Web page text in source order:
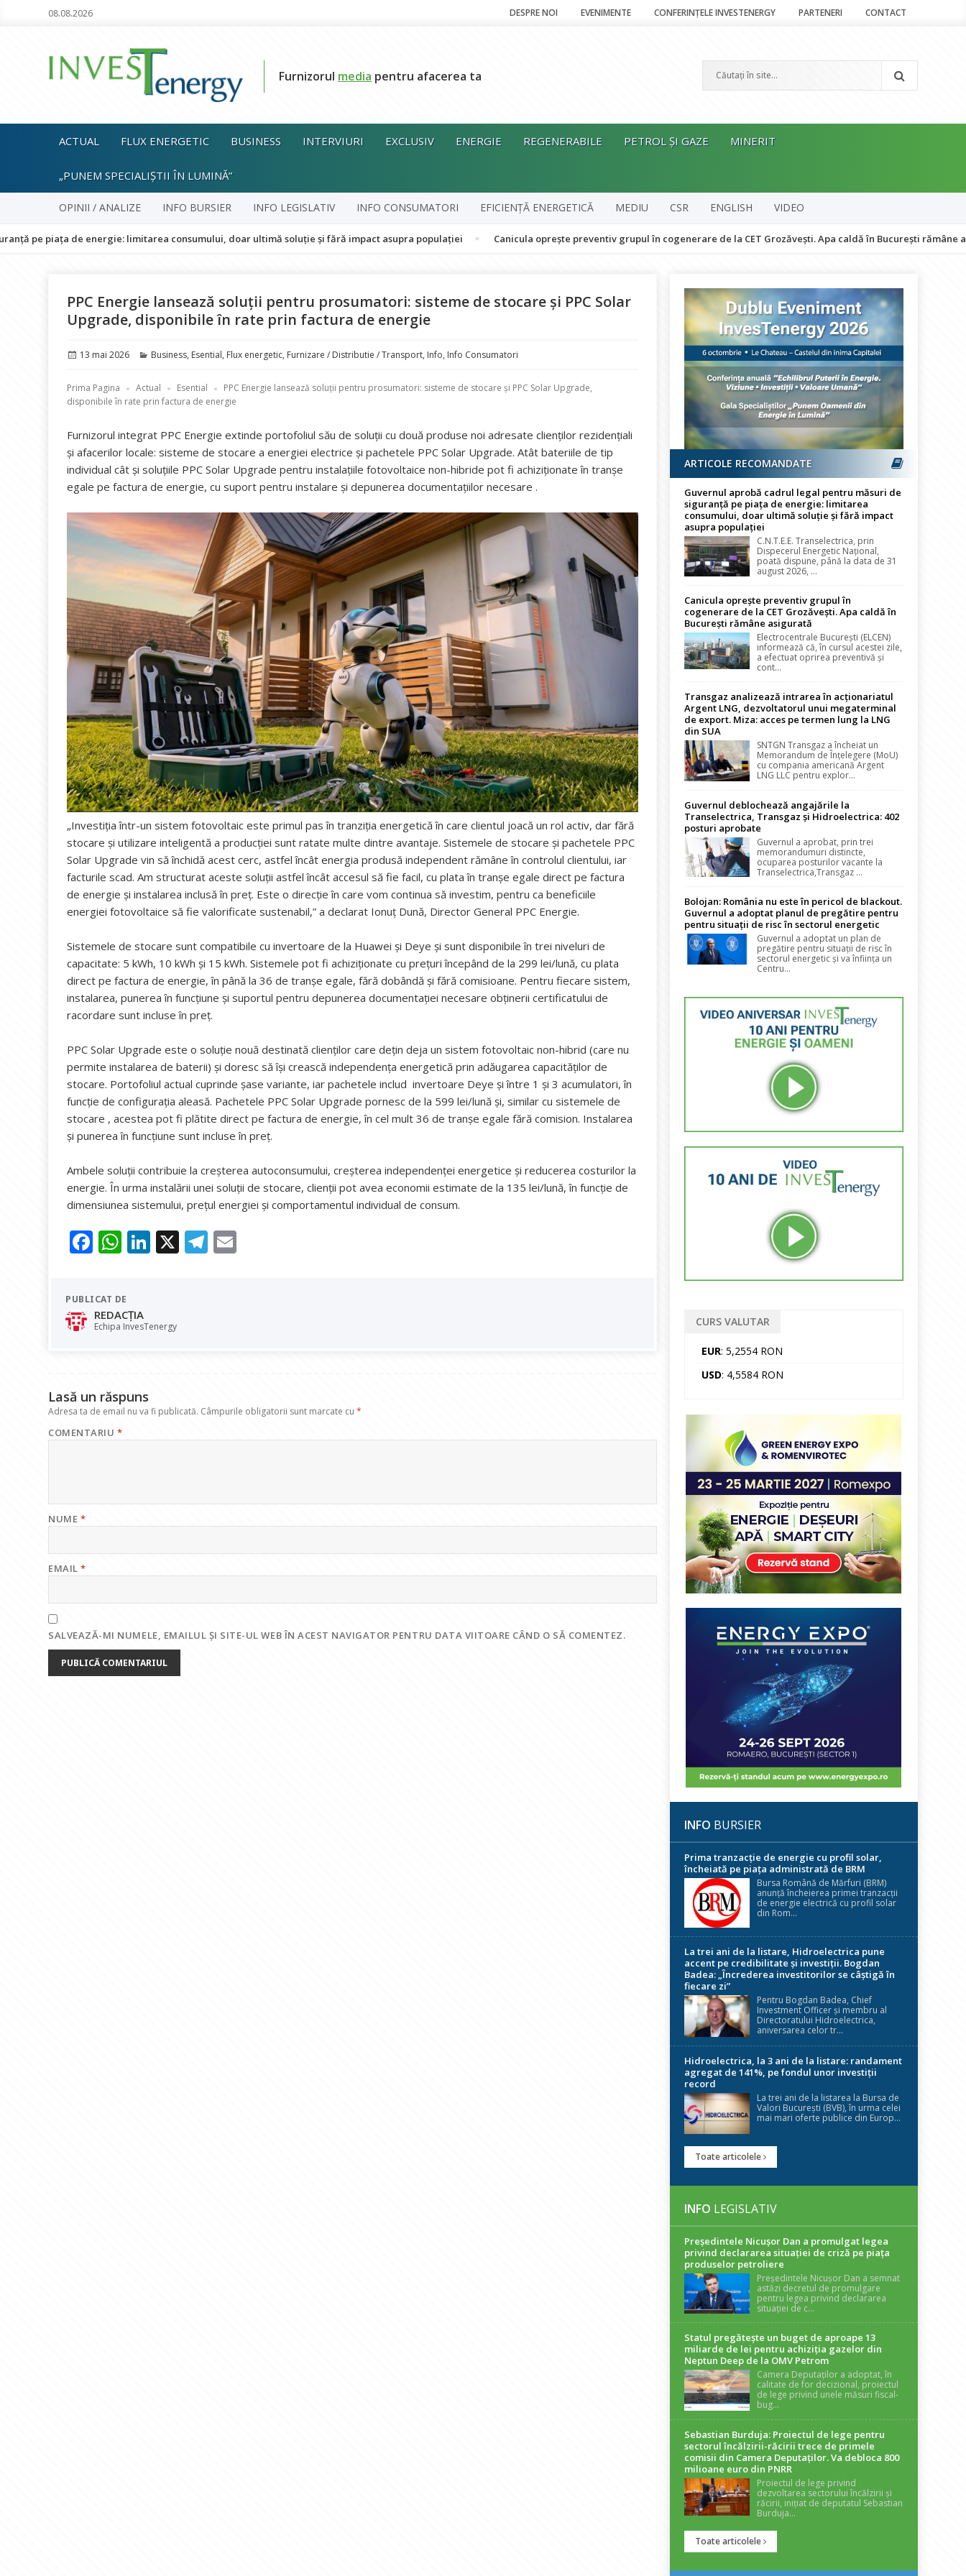
08.08.2026 DESPRE NOI EVENIMENTE CONFERINȚELE INVESTENERGY PARTENERI CONTACT
Furnizorul media pentru afacerea ta
ACTUAL FLUX ENERGETIC BUSINESS INTERVIURI EXCLUSIV ENERGIE REGENERABILE PETROL ȘI GAZE MINERIT
„PUNEM SPECIALIȘTII ÎN LUMINĂ”
OPINII / ANALIZE INFO BURSIER INFO LEGISLATIV INFO CONSUMATORI EFICIENȚĂ ENERGETICĂ MEDIU CSR ENGLISH VIDEO
de energie: limitarea consumului, doar ultimă soluție și fără impact asupra populației Canicula oprește preventiv grupul în cogenerare de la CET Grozăvești. Apa caldă în București rămâne asigurată
PPC Energie lansează soluții pentru prosumatori: sisteme de stocare și PPC Solar
Upgrade, disponibile în rate prin factura de energie
Publicat
13 mai 2026 Categorii
Business, Esential, Flux energetic, Furnizare / Distributie / Transport, Info, Info Consumatori
Prima Pagina Actual Esential
PPC Energie lansează soluții pentru prosumatori: sisteme de stocare și PPC Solar Upgrade,
disponibile în rate prin factura de energie
Furnizorul integrat PPC Energie extinde portofoliul său de soluții cu două produse noi adresate clienților rezidențiali
și afacerilor locale: sisteme de stocare a energiei electrice și pachetele PPC Solar Upgrade. Atât bateriile de tip
individual cât și soluțiile PPC Solar Upgrade pentru instalațiile fotovoltaice non-hibride pot fi achiziționate în tranșe
egale pe factura de energie, cu suport pentru instalare și depunerea documentațiilor necesare .
„Investiția într-un sistem fotovoltaic este primul pas în tranziția energetică în care clientul joacă un rol activ, dar fără
stocare și utilizare inteligentă a producției sunt ratate multe dintre avantaje. Sistemele de stocare și pachetele PPC
Solar Upgrade vin să închidă acest cerc, astfel încât energia produsă independent rămâne în controlul clientului, iar
facturile scad. Am structurat aceste soluții astfel încât accesul să fie facil, cu plata în tranșe egale direct pe factura
de energie și instalarea inclusă în preț. Este o direcție în care vom continua să investim, pentru ca beneficiile
energiei fotovoltaice să fie valorificate sustenabil,” a declarat Ionuț Dună, Director General PPC Energie.
Sistemele de stocare sunt compatibile cu invertoare de la Huawei și Deye și sunt disponibile în trei niveluri de
capacitate: 5 kWh, 10 kWh și 15 kWh. Sistemele pot fi achiziționate cu prețuri începând de la 299 lei/lună, cu plata
direct pe factura de energie, în până la 36 de tranșe egale, fără dobândă și fără comisioane. Pentru fiecare sistem,
instalarea, punerea în funcțiune și suportul pentru depunerea documentației necesare obținerii certificatului de
racordare sunt incluse în preț.
PPC Solar Upgrade este o soluție nouă destinată clienților care dețin deja un sistem fotovoltaic non-hibrid (care nu
permite instalarea de baterii) și doresc să își crească independența energetică prin adăugarea capacităților de
stocare. Portofoliul actual cuprinde șase variante, iar pachetele includ invertoare Deye și între 1 și 3 acumulatori, în
funcție de configurația aleasă. Pachetele PPC Solar Upgrade pornesc de la 599 lei/lună și, similar cu sistemele de
stocare , acestea pot fi plătite direct pe factura de energie, în cel mult 36 de tranșe egale fără comision. Instalarea
și punerea în funcțiune sunt incluse în preț.
Ambele soluții contribuie la creșterea autoconsumului, creșterea independenței energetice și reducerea costurilor la
energie. În urma instalării unei soluții de stocare, clienții pot avea economii estimate de la 135 lei/lună, în funcție de
dimensiunea sistemului, prețul energiei și comportamentul individual de consum.
F
e
b
o
W
at
s
A
Li
dI
X T
PUBLICAT DE
REDACȚIA
Echipa InvesTenergy
Lasă un răspuns
Adresa ta de email nu va fi publicată. Câmpurile obligatorii sunt marcate cu*
COMENTARIU *
NUME *
EMAIL*
SALVEAZĂ-MI NUMELE, EMAILUL ȘI SITE-UL WEB ÎN ACEST NAVIGATOR PENTRU DATA VIITOARE CÂND O SĂ COMENTEZ.
ARTICOLE RECOMANDATE
Guvernul aprobă cadrul legal pentru măsuri de
siguranță pe piața de energie: limitarea
consumului, doar ultimă soluție și fără impact
asupra populației
C.N.T.E.E. Transelectrica, prin
Dispecerul Energetic Național,
poată dispune, până la data de 31
august 2026, ...
Canicula oprește preventiv grupul în
cogenerare de la CET Grozăvești. Apa caldă în
București rămâne asigurată
Electrocentrale București (ELCEN)
informează că, în cursul acestei zile,
a efectuat oprirea preventivă și
cont...
Transgaz analizează intrarea în acționariatul
Argent LNG, dezvoltatorul unui megaterminal
de export. Miza: acces pe termen lung la LNG
din SUA
SNTGN Transgaz a încheiat un
Memorandum de Înțelegere (MoU)
cu compania americană Argent
LNG LLC pentru explor...
Guvernul deblochează angajările la
Transelectrica, Transgaz și Hidroelectrica: 402
posturi aprobate
Guvernul a aprobat, prin trei
memorandumuri distincte,
ocuparea posturilor vacante la
Transelectrica,Transgaz ...
Bolojan: România nu este în pericol de blackout.
Guvernul a adoptat planul de pregătire pentru
pentru situații de risc în sectorul energetic
Guvernul a adoptat un plan de
pregătire pentru situații de risc în
sectorul energetic și va înființa un
Centru...
CURS VALUTAR
EUR: 5,2554 RON
USD: 4,5584 RON
INFO BURSIER
Prima tranzacție de energie cu profil solar,
încheiată pe piața administrată de BRM
Bursa Română de Mărfuri (BRM)
anunță încheierea primei tranzacții
de energie electrică cu profil solar
din Rom...
La trei ani de la listare, Hidroelectrica pune
accent pe credibilitate și investiții. Bogdan
Badea: „Încrederea investitorilor se câștigă în
fiecare zi”
Pentru Bogdan Badea, Chief
Investment Officer și membru al
Directoratului Hidroelectrica,
aniversarea celor tr...
Hidroelectrica, la 3 ani de la listare: randament
agregat de 141%, pe fondul unor investiții
record
La trei ani de la listarea la Bursa de
Valori București (BVB), în urma celei
mai mari oferte publice din Europ...
Toate articolele
INFO LEGISLATIV
Președintele Nicuşor Dan a promulgat legea
privind declararea situaţiei de criză pe piaţa
produselor petroliere
Președintele Nicușor Dan a semnat
astăzi decretul de promulgare
pentru legea privind declararea
situației de c...
Statul pregătește un buget de aproape 13
miliarde de lei pentru achiziția gazelor din
Neptun Deep de la OMV Petrom
Camera Deputaților a adoptat, în
calitate de for decizional, proiectul
de lege privind unele măsuri fiscal-
bug...
Sebastian Burduja: Proiectul de lege pentru
sectorul încălzirii-răcirii trece de primele
comisii din Camera Deputaților. Va debloca 800
milioane euro din PNRR
Proiectul de lege privind
dezvoltarea sectorului încălzirii și
răcirii, inițiat de deputatul Sebastian
Burduja...
Toate articolele